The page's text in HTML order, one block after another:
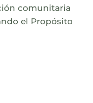
comunitaria
el Propósito